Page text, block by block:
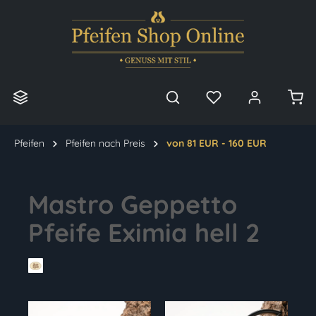
Pfeifen Pfeifen nach Preis von 81 EUR - 160 EUR
Mastro Geppetto
Pfeife Eximia hell 2